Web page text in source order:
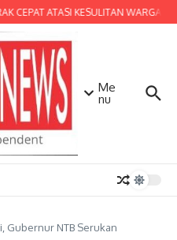
CEPAT ATASI KESULITAN WARGA,
Me
nu
Gubernur NTB Serukan